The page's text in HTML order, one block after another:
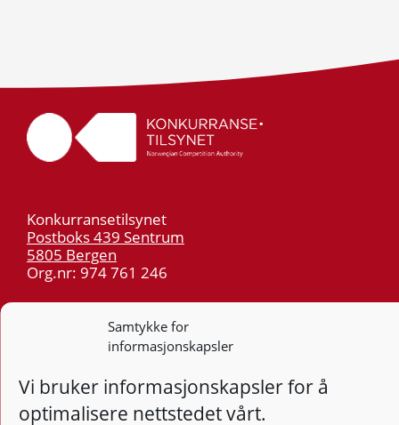
Samtykke for
informasjonskapsler
Vi bruker informasjonskapsler for å
optimalisere nettstedet vårt.
Konkurransetilsynet
Postboks 439 Sentrum
5805 Bergen
Org.nr: 974 761 246
55 59 75 00
post@kt.no